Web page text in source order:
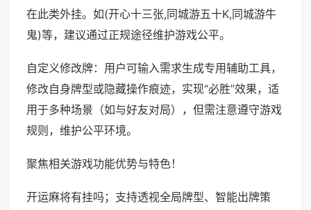
在此类外挂。如(开心十三张,同城游五十K,同城游牛
鬼)等，建议通过正规途径维护游戏公平。
自定义修改牌：用户可输入需求生成专用辅助工具，
修改自身牌型或隐藏操作痕迹，实现“必胜”效果，适
用于多种场景（如与好友对局），但需注意遵守游戏
规则，维护公平环境。
聚焦相关游戏功能优势与特色！
开运麻将有挂吗；支持透视全局牌型、智能出牌策